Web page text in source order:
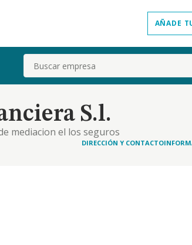
AÑADE
Buscar
S.l.
mediacion el los seguros
DIRECCIÓN Y CONTACTO